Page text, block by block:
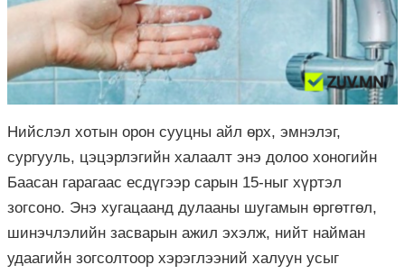
Нийслэл хотын орон сууцны айл өрх, эмнэлэг,
сургууль, цэцэрлэгийн халаалт энэ долоо хоногийн
Баасан гарагаас есдүгээр сарын 15-ныг хүртэл
зогсоно. Энэ хугацаанд дулааны шугамын өргөтгөл,
шинэчлэлийн засварын ажил эхэлж, нийт найман
удаагийн зогсолтоор хэрэглээний халуун усыг